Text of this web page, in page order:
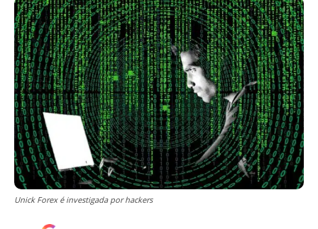
Unick Forex é investigada por hackers